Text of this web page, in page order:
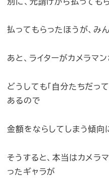
払ってもらったほうが、み
あと、ライターがカメラマ
どうしても「自分たちだっ
あるので
金額をならしてしまう傾向
そうすると、本当はカメラ
ったギャラが